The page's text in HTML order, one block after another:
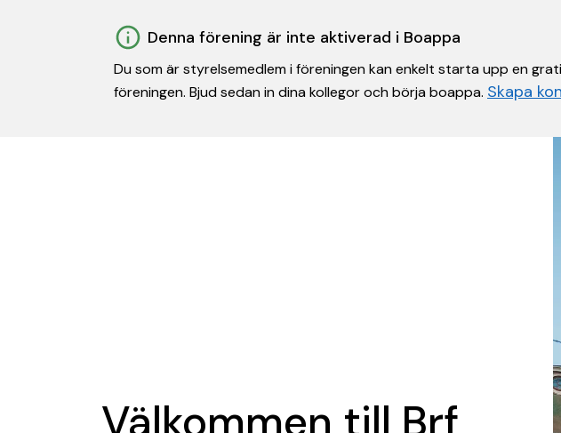
Denna förening är inte aktiverad i Boappa
Du som är styrelsemedlem i föreningen kan enkelt starta upp en
föreningen. Bjud sedan in dina kollegor och börja boappa. Skapa
Välkommen till Brf